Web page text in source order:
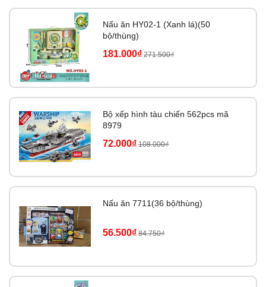
Nấu ăn HY02-1 (Xanh lá)(50
bộ/thùng)
181.000₫ 271.500₫
Bộ xếp hình tàu chiến 562pcs mã
8979
72.000₫ 108.000₫
Nấu ăn 7711(36 bộ/thùng)
56.500₫ 84.750₫